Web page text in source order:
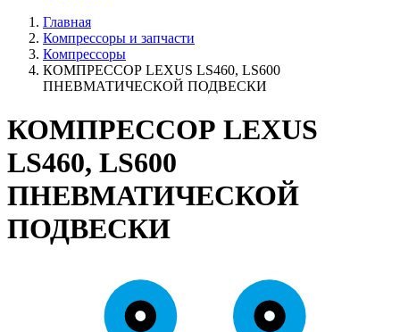
Главная
Компрессоры и запчасти
Компрессоры
КОМПРЕССОР LEXUS LS460, LS600
ПНЕВМАТИЧЕСКОЙ ПОДВЕСКИ
КОМПРЕССОР LEXUS
LS460, LS600
ПНЕВМАТИЧЕСКОЙ
ПОДВЕСКИ